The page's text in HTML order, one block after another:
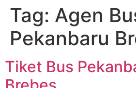
Tag: Agen
Pekanbaru
Tiket Bus